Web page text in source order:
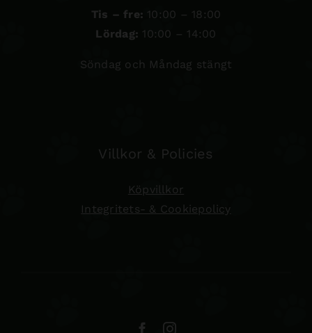
Tis – fre: 10:00 – 18:00
Lördag: 10:00 – 14:00
Söndag och Måndag stängt
Villkor & Policies
Köpvillkor
Integritets- & Cookiepolicy